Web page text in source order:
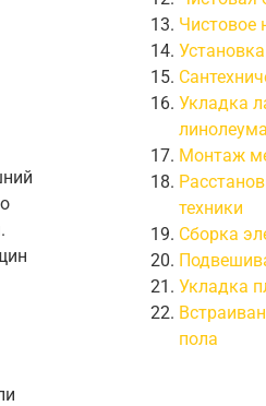
Чистовое
Укладка
линолеума
Монтаж
техники
Сборка
Укладка
пола